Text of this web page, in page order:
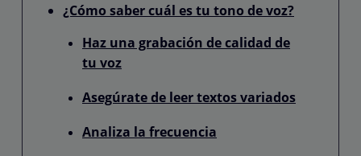
¿Cómo saber cuál es tu tono de voz?
Haz una grabación de calidad de
tu voz
Asegúrate de leer textos variados
Analiza la frecuencia